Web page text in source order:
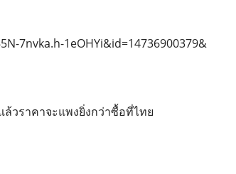
7nvka.h-1eOHYi&id=14736900379&
วราคาจะแพงยิ่งกว่าซื้อที่ไทย